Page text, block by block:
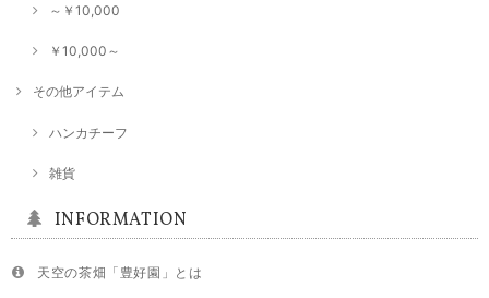
～￥10,000
￥10,000～
その他アイテム
ハンカチーフ
雑貨
INFORMATION
天空の茶畑「豊好園」とは